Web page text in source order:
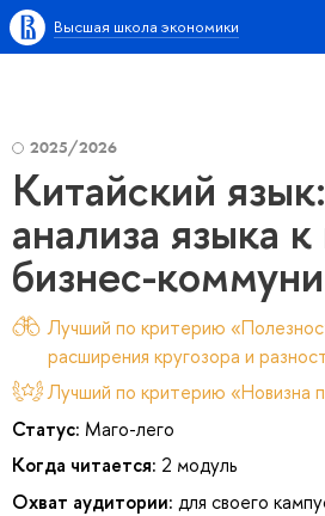
Высшая школа экономики
2025/2026
Китайский
анализа языка
бизнес-
Лучший по критерию
расширения кругозора и
Лучший по критерию «Новизна
Статус: Маго-лего
Когда читается: 2 модуль
Охват аудитории: для своего